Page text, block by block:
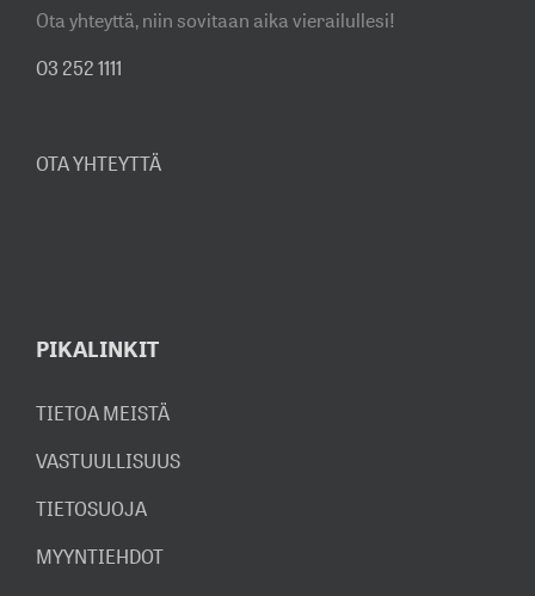
Ota yhteyttä, niin sovitaan aika vierailullesi!
03 252 1111
OTA YHTEYTTÄ
PIKALINKIT
TIETOA MEISTÄ
VASTUULLISUUS
TIETOSUOJA
MYYNTIEHDOT